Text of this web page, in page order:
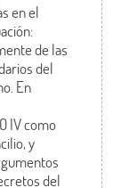
en el
de las
del
En
IV como
y
del